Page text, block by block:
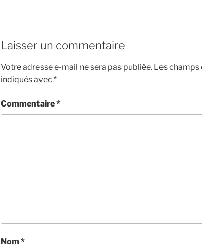
Laisser un commentaire
Votre adresse e-mail ne sera pas publiée. Les
indiqués avec *
Commentaire*
Nom *